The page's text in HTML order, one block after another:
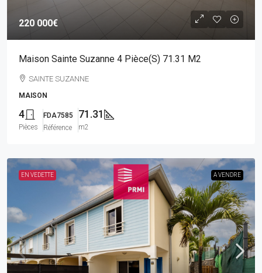
220 000€
Maison Sainte Suzanne 4 Pièce(s) 71.31 M2
SAINTE SUZANNE
MAISON
4
Pièces
FDA7585
Référence
71.31
m2
EN VEDETTE A VENDRE